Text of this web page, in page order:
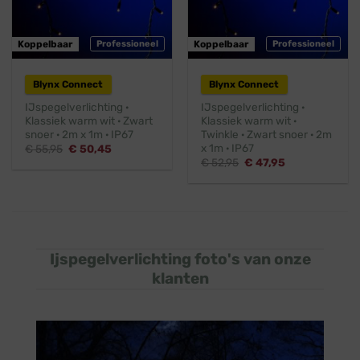
Professioneel
Koppelbaar
Blynx Connect
IJspegelverlichting ·
Klassiek warm wit · Zwart
snoer · 2m x 1m · IP67
€55,95 Oorspronkelijke
€ 50,45
Professioneel
Koppelbaar
Blynx Connect
IJspegelverlichting ·
Klassiek warm wit ·
Twinkle · Zwart snoer · 2m
x 1m · IP67
€52,95 Oorspronkelijke
€ 47,95
Ijspegelverlichting foto's van onze
klanten